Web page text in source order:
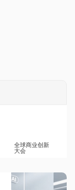
全球商业创新
大会